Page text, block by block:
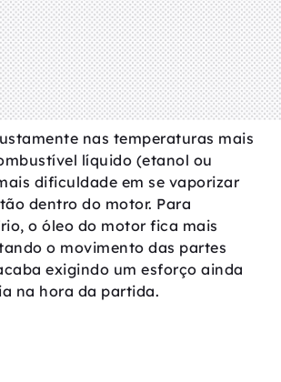
nas temperaturas mais
líquido (etanol ou
dificuldade em se vaporizar
dentro do motor. Para
o óleo do motor fica mais
o movimento das partes
exigindo um esforço ainda
na hora da partida.